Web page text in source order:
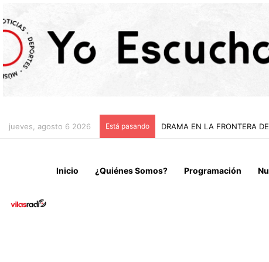
jueves, agosto 6 2026 Está pasando PDI Y FISCALÍA DE ARICA
Inicio ¿Quiénes Somos? Programación